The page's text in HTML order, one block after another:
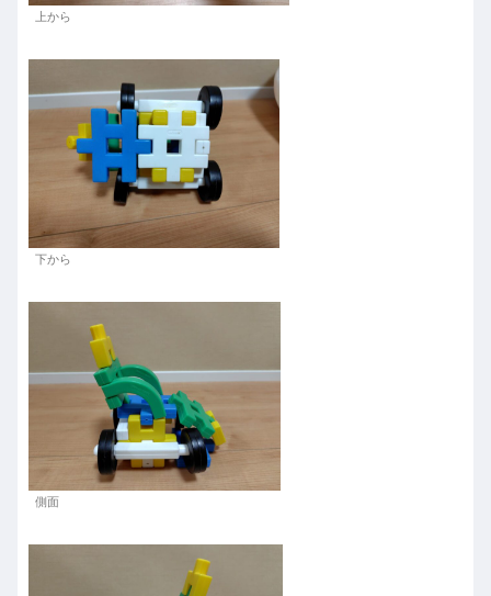
上から
下から
側面